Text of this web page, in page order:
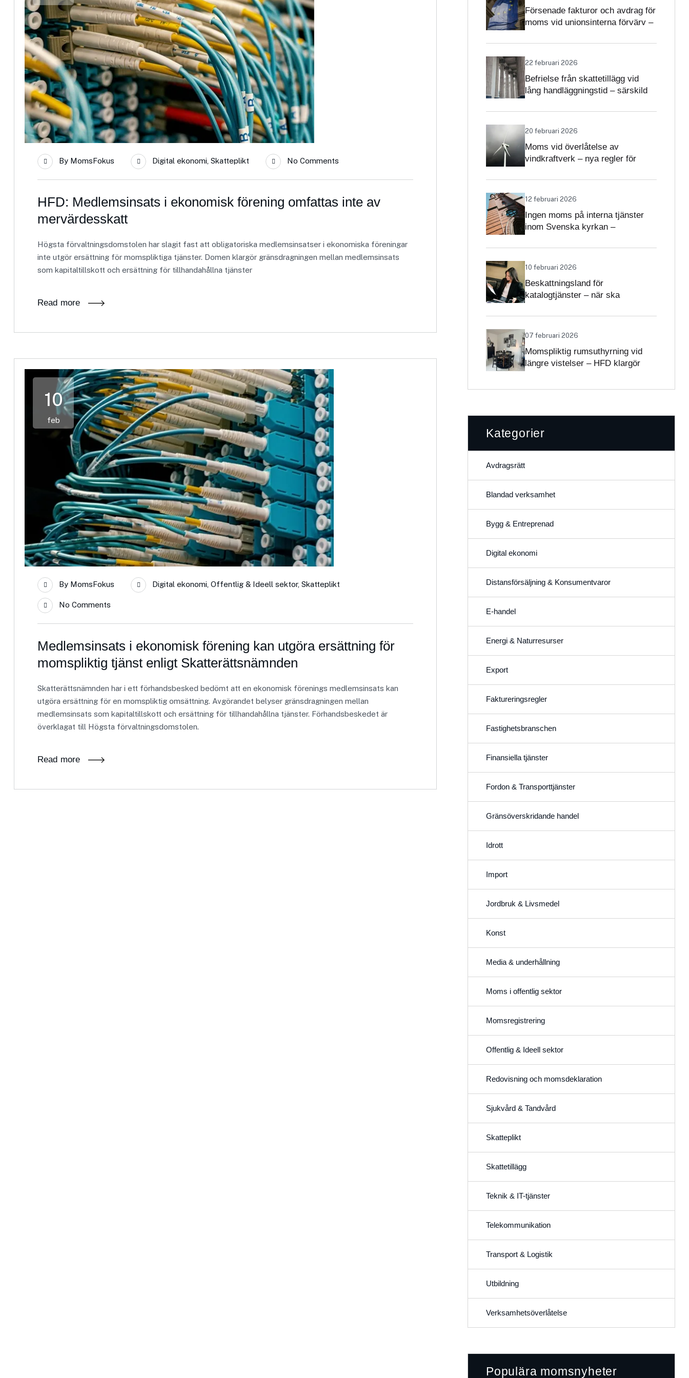
By MomsFokus Digital ekonomi, Skatteplikt No Comments
HFD: Medlemsinsats i ekonomisk förening omfattas inte av
mervärdesskatt
Högsta förvaltningsdomstolen har slagit fast att obligatoriska medlemsinsatser i ekonomiska föreningar
inte utgör ersättning för momspliktiga tjänster. Domen klargör gränsdragningen mellan medlemsinsats
som kapitaltillskott och ersättning för tillhandahållna tjänster
Read more
10
feb
By MomsFokus Digital ekonomi, Offentlig & Ideell sektor, Skatteplikt
No Comments
Medlemsinsats i ekonomisk förening kan utgöra ersättning för
momspliktig tjänst enligt Skatterättsnämnden
Skatterättsnämnden har i ett förhandsbesked bedömt att en ekonomisk förenings medlemsinsats kan
utgöra ersättning för en momspliktig omsättning. Avgörandet belyser gränsdragningen mellan
medlemsinsats som kapitaltillskott och ersättning för tillhandahållna tjänster. Förhandsbeskedet är
överklagat till Högsta förvaltningsdomstolen.
Read more
Försenade fakturor och avdrag för
moms vid unionsinterna förvärv –
22 februari 2026
Befrielse från skattetillägg vid
lång handläggningstid – särskild
20 februari 2026
Moms vid överlåtelse av
vindkraftverk – nya regler för
12 februari 2026
Ingen moms på interna tjänster
inom Svenska kyrkan –
självständighetsbedömningen
10 februari 2026
Beskattningsland för
katalogtjänster – när ska
moms?
07 februari 2026
Momspliktig rumsuthyrning vid
längre vistelser – HFD klargör
Kategorier
Avdragsrätt
Blandad verksamhet
Bygg & Entreprenad
Digital ekonomi
Distansförsäljning & Konsumentvaror
E-handel
Energi & Naturresurser
Export
Faktureringsregler
Fastighetsbranschen
Finansiella tjänster
Fordon & Transporttjänster
Gränsöverskridande handel
Idrott
Import
Jordbruk & Livsmedel
Konst
Media & underhållning
Moms i offentlig sektor
Momsregistrering
Offentlig & Ideell sektor
Redovisning och momsdeklaration
Sjukvård & Tandvård
Skatteplikt
Skattetillägg
Teknik & IT-tjänster
Telekommunikation
Transport & Logistik
Utbildning
Verksamhetsöverlåtelse
Populära momsnyheter